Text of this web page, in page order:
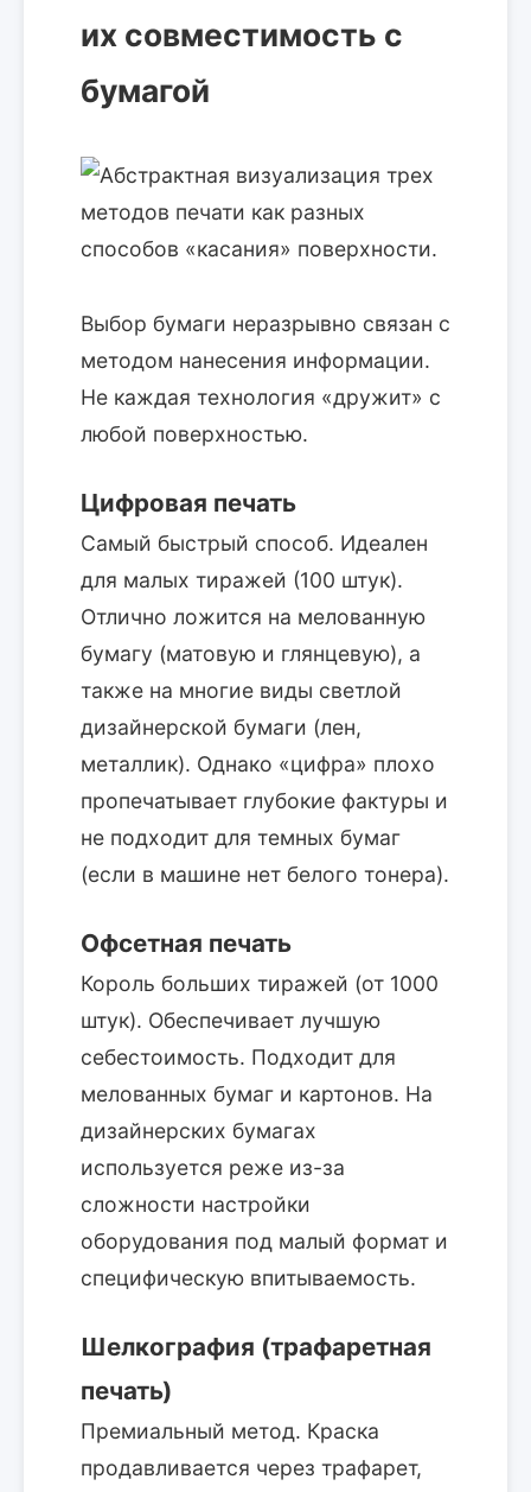
их совместимость с
бумагой
Выбор бумаги неразрывно связан с
методом нанесения информации.
Не каждая технология «дружит» с
любой поверхностью.
Цифровая печать
Самый быстрый способ. Идеален
для малых тиражей (100 штук).
Отлично ложится на мелованную
бумагу (матовую и глянцевую), а
также на многие виды светлой
дизайнерской бумаги (лен,
металлик). Однако «цифра» плохо
пропечатывает глубокие фактуры и
не подходит для темных бумаг
(если в машине нет белого тонера).
Офсетная печать
Король больших тиражей (от 1000
штук). Обеспечивает лучшую
себестоимость. Подходит для
мелованных бумаг и картонов. На
дизайнерских бумагах
используется реже из-за
сложности настройки
оборудования под малый формат и
специфическую впитываемость.
Шелкография (трафаретная
печать)
Премиальный метод. Краска
продавливается через трафарет,